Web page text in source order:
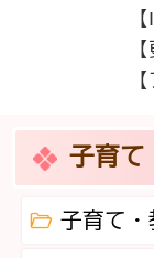
子育て
子育て